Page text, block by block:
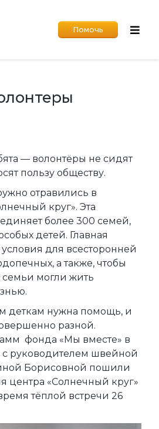
Помочь
— волонтёры не сидят
пользу обществу.
отравились в
круг». Эта
более 300 семей,
детей. Главная
для всесторонней
а также, чтобы
могли жить
деткам нужна помощь, и
разной.
фонда «Мы вместе» в
с руководителем швейной
Борисовной пошили
центра «Солнечный круг»
тёплой встречи 26